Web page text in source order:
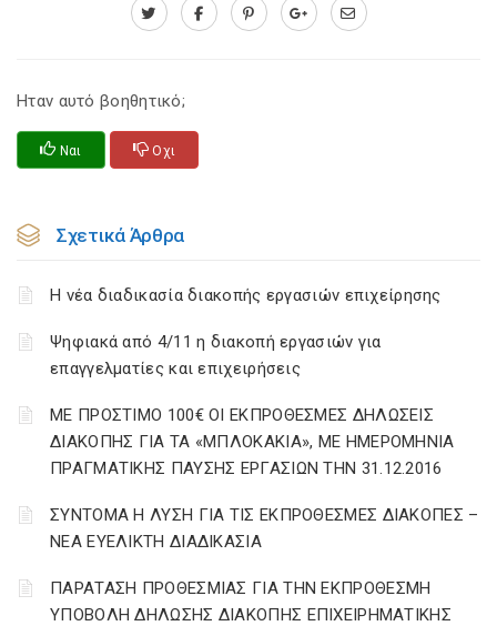
Ηταν αυτό βοηθητικό;
Ναι Οχι
Σχετικά Άρθρα
Η νέα διαδικασία διακοπής εργασιών επιχείρησης
Ψηφιακά από 4/11 η διακοπή εργασιών για
επαγγελματίες και επιχειρήσεις
ΜΕ ΠΡΟΣΤΙΜΟ 100€ ΟΙ ΕΚΠΡΟΘΕΣΜΕΣ ΔΗΛΩΣΕΙΣ
ΔΙΑΚΟΠΗΣ ΓΙΑ ΤΑ «ΜΠΛΟΚΑΚΙΑ», ΜΕ ΗΜΕΡΟΜΗΝΙΑ
ΠΡΑΓΜΑΤΙΚΗΣ ΠΑΥΣΗΣ ΕΡΓΑΣΙΩΝ ΤΗΝ 31.12.2016
ΣΥΝΤΟΜΑ Η ΛΥΣΗ ΓΙΑ ΤΙΣ ΕΚΠΡΟΘΕΣΜΕΣ ΔΙΑΚΟΠΕΣ –
ΝΕΑ ΕΥΕΛΙΚΤΗ ΔΙΑΔΙΚΑΣΙΑ
ΠΑΡΑΤΑΣΗ ΠΡΟΘΕΣΜΙΑΣ ΓΙΑ ΤΗΝ ΕΚΠΡΟΘΕΣΜΗ
ΥΠΟΒΟΛΗ ΔΗΛΩΣΗΣ ΔΙΑΚΟΠΗΣ ΕΠΙΧΕΙΡΗΜΑΤΙΚΗΣ